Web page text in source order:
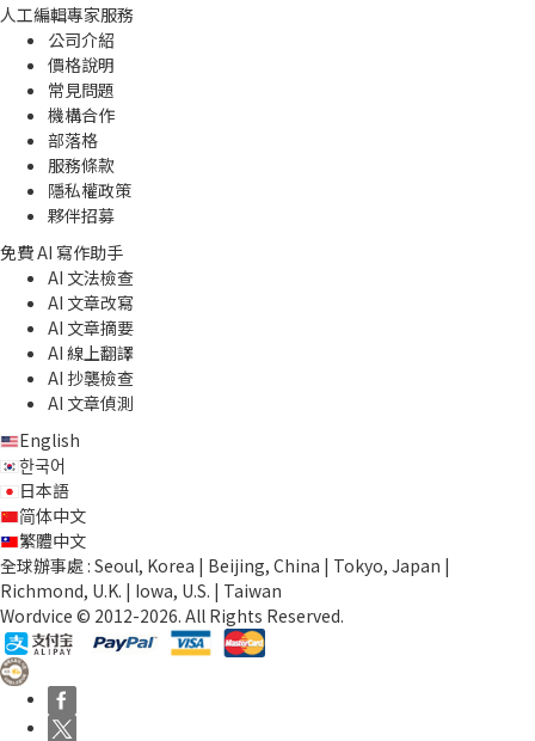
人工編輯專家服務
公司介紹
價格說明
常見問題
機構合作
部落格
服務條款
隱私權政策
夥伴招募
免費 AI 寫作助手
AI 文法檢查
AI 文章改寫
AI 文章摘要
AI 線上翻譯
AI 抄襲檢查
AI 文章偵測
English
한국어
日本語
简体中文
繁體中文
全球辦事處 : Seoul, Korea | Beijing, China | Tokyo, Japan |
Richmond, U.K. | Iowa, U.S. | Taiwan
Wordvice © 2012-2026. All Rights Reserved.